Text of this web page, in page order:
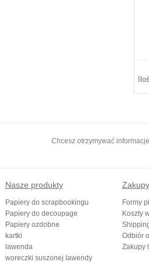
Chcesz otrzymywać
Nasze produkty
Papiery do scrapbookingu
Papiery do decoupage
Papiery ozdobne
kartki
lawenda
woreczki suszonej lawendy
Zakupy
Formy
Koszty
Odbiór
Zakupy